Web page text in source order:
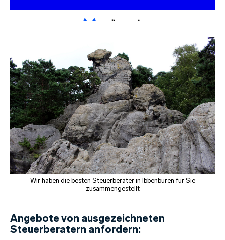
Wir haben die besten Steuerberater in Ibbenbüren für Sie
zusammengestellt
Angebote von ausgezeichneten
Steuerberatern anfordern: